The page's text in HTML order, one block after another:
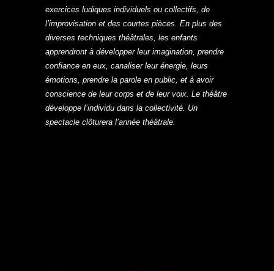
exercices ludiques individuels ou collectifs, de
l’improvisation et des courtes pièces. En plus des
diverses techniques théâtrales, les enfants
apprendront à développer leur imagination, prendre
confiance en eux, canaliser leur énergie, leurs
émotions, prendre la parole en public, et à avoir
conscience de leur corps et de leur voix. Le théâtre
développe l’individu dans la collectivité. Un
spectacle clôturera l’année théâtrale.